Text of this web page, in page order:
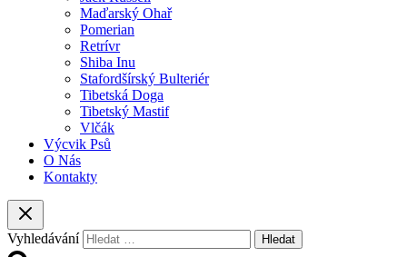
Maďarský Ohař
Pomerian
Retrívr
Shiba Inu
Stafordšírský Bulteriér
Tibetská Doga
Tibetský Mastif
Vlčák
Výcvik Psů
O Nás
Kontakty
Vyhledávání